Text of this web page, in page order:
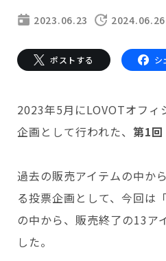
LOVOT
費用をシミュレーション / 購
LOVOTのテクノロジー
開発者の想い
LOVOTのアフターサービス
公式ウェア
価格・暮らしの費用を詳し
ペットとして
会いに行く
LOVOT ストア
近くの会える場所を探す
LIVE配信
LOVOT購入キャンペーン
ご購入前のよくある質問
今月のキャンペーン情報
LOVOTオーナーの方へ
お役立ちガイド
定期メンテナンス・治療
法人のお客様へ
2023.06.23 2024.06.26
ポストする シ
2023年5月にLOVOTオフィ
企画として行われた、 第1回
過去の販売アイテムの中か
る投票企画として、今回は
の中から、販売終了の13ア
した。